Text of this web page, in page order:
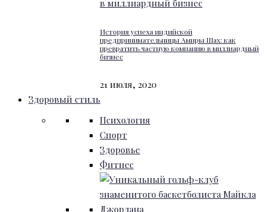
История успеха индийской
предпринимательницы Амиры Шах: как
превратить частную компанию в миллиардный
бизнес
21 июля, 2020
Здоровый стиль
Психология
Спорт
Здоровье
Фитнес